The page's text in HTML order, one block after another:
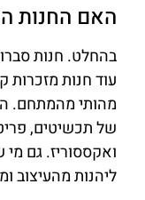
האם החנות
עוד חנות
מהותי מהמתחם.
של תכשיטים,
ואקססוריז. גם
ליהנות מהעיצוב